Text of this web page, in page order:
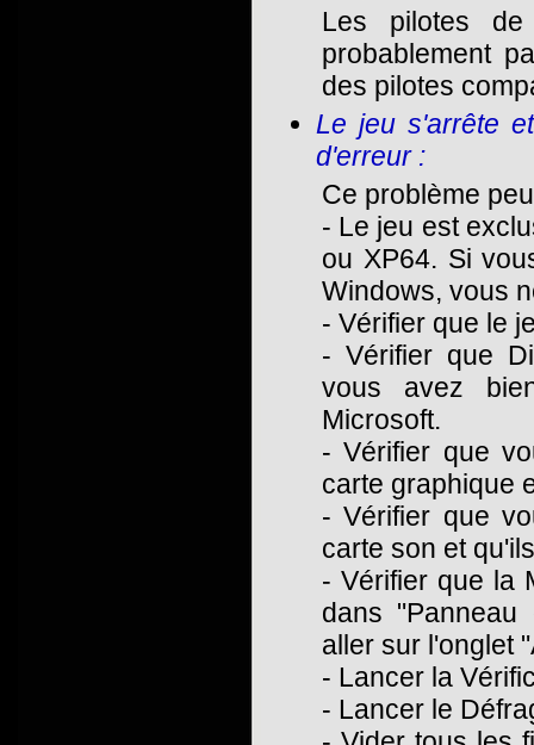
Les pilotes
probablement
des pilotes
Le jeu s'arrête
d'erreur :
Ce problème
- Le jeu est
ou XP64. Si
Windows, vous
- Vérifier que le
- Vérifier que
vous avez
Microsoft.
- Vérifier que
carte graphique
- Vérifier que
carte son et
- Vérifier que la
dans
aller sur l'onglet
- Lancer la
- Lancer le